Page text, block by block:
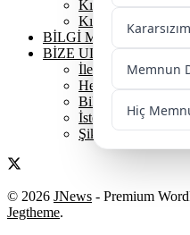
Kararsızım
Memnun
Hiç
Kırşehir Tarihi
Kırşehir Coğrafi
BİLGİ MERKEZİ
BİZE ULAŞIN
İletişim Bilgilerimiz
Hesap
Bilgi Edinme
İstek / Öneri /
Şikayet Yönetimi İş
© 2026 JNews - Premium
Jegtheme.